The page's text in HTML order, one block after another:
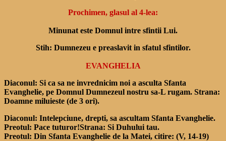
Prochimen, glasul al 4-lea:
Minunat este Domnul intre sfintii Lui.
Stih: Dumnezeu e preaslavit in sfatul sfintilor.
EVANGHELIA
Diaconul: Si ca sa ne invrednicim noi a asculta Sfanta
Evanghelie, pe Domnul Dumnezeul nostru sa-L rugam. Strana:
Doamne miluieste (de 3 ori).
Diaconul: Intelepciune, drepti, sa ascultam Sfanta Evanghelie.
Preotul: Pace tuturor!Strana: Si Duhului tau.
Preotul: Din Sfanta Evanghelie de la Matei, citire: (V, 14-19)